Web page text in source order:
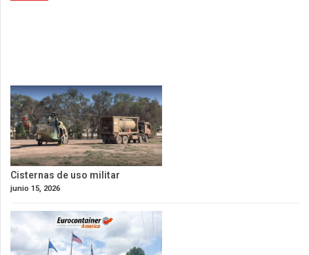
Cisternas de uso militar
junio 15, 2026